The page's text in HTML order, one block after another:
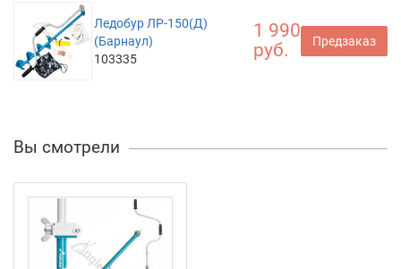
Ледобур ЛР-150(Д)
(Барнаул)
103335
1 990
руб.
Предзаказ
Вы смотрели